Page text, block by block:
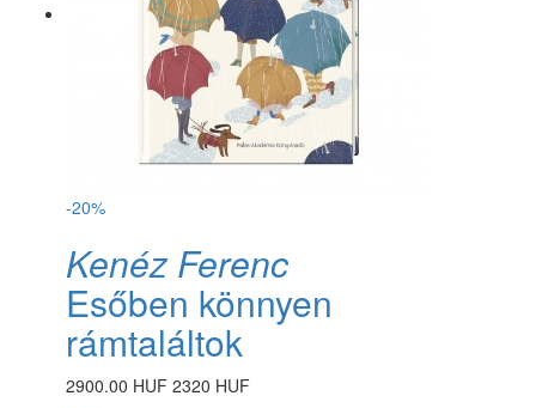
-20%
Kenéz Ferenc
Esőben könnyen
rámtaláltok
2900.00 HUF 2320 HUF